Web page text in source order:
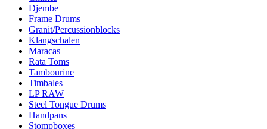
Djembe
Frame Drums
Granit/Percussionblocks
Klangschalen
Maracas
Rata Toms
Tambourine
Timbales
LP RAW
Steel Tongue Drums
Handpans
Stompboxes